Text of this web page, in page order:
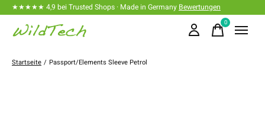
★★★★★ 4,9 bei Trusted Shops · Made in Germany Bewertungen
0items
Startseite / Passport/Elements Sleeve Petrol